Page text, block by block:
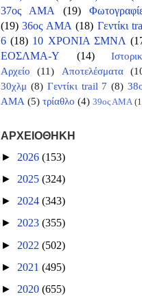
37ος ΑΜΑ
(19)
(19) 36ος ΑΜΑ (18) Γεντίκι
6 (18) 10 ΧΡΟΝΙΑ ΣΜΝΛ
ΕΟΣΛΜΑ-Υ
(14)
Αρχείο
(11) Αποτελέσματα
30χλμ (8) Γεντίκι trail 7 (8)
ΑΜΑ (5) τρίαθλο (4) 39ος ΑΜΑ
ΑΡΧΕΙΟΘΗΚΗ
► 2026 (153)
► 2025 (324)
► 2024 (343)
► 2023 (355)
► 2022 (502)
► 2021 (495)
► 2020 (655)